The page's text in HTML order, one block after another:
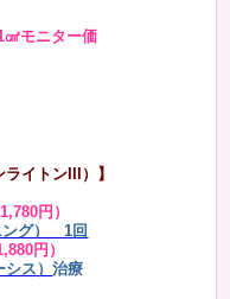
モニター価
イトンIII）】
円）
ング） 1回
円）
シス）治療